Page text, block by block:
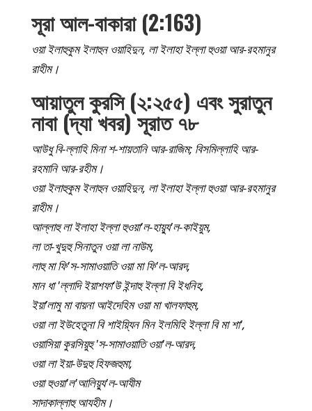
সূরা আল-বাকারা (2:163)
ওয়া ইলাহুকুম ইলাহুন ওয়াহিদুন, লা ইলাহা ইল্লা হুওয়া আর-রহমানুর
রাহীম।
আয়াতুল কুরসি (২:২৫৫) এবং সুরাতুন
নাবা (দ্যা খবর) সূরাত ৭৮
আউধু বি-ল্লাহি মিনা শ-শায়তানি আর-রাজিম; বিসমিল্লাহি আর-
রহমানি আর-রহীম।
ওয়া ইলাহুকুম ইলাহুন ওয়াহিদুন, লা ইলাহা ইল্লা হুওয়া আর-রহমানুর
রাহীম।
আল্লাহু লা ইলাহা ইল্লা হুওয়া'ল-হায়্যু'ল-কাইয়ুম,
লা তা-খুদুহু সিনাতুন ওয়া লা নাউম,
লাহু মা ফি'স-সামাওয়াতি ওয়া মা ফি'ল-আরদ,
মান ধা 'ল্লাদি ইয়াশফা‘উ ইন্দাহু ইল্লা বি ইধনিহ,
ইয়া’লামু মা বায়না আইদেহিম ওয়া মা খালফাহুম,
ওয়া লা ইউহেতুনা বি শাইয়্যিন মিন ইলমিহি ইল্লা বি মা শা',
ওয়াসিয়া কুরসিয়ুহু 'স-সামাওয়াতি ওয়া'ল-আরদ,
ওয়া লা ইয়া-উদুহু হিফজহুমা,
ওয়া হুওয়া'ল'আলিয়্যু'ল-আযীম
সাদাকাল্লাহু আযহীম।